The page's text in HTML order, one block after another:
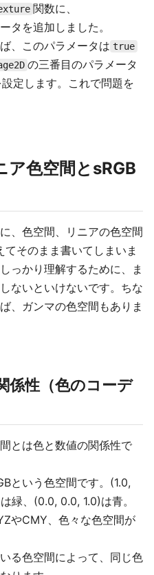
関数に、
タを追加しました。
、このパラメータは true
の三番目のパラメータ
定します。これで問題を
ア色空間とsRGB
、色空間、リニアの色空間
てそのまま書いてしまいま
っかり理解するために、ま
ないといけないです。ちな
、ガンマの色空間もありま
係性（色のコーデ
とは色と数値の関係性で
という色空間です。(1.0,
緑、(0.0, 0.0, 1.0)は青。
やCMY、色々な色空間が
る色空間によって、同じ色